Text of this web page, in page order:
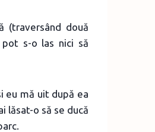
(traversând două
s-o las nici să
eu mă uit după ea
lăsat-o să se ducă